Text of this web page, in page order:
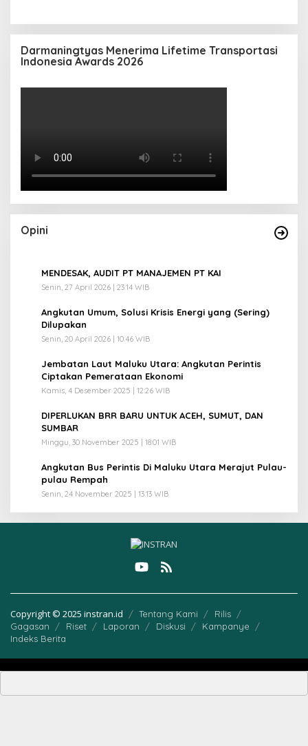
Darmaningtyas Menerima Lifetime Transportasi
Indonesia Awards 2026
Opini
MENDESAK, AUDIT PT MANAJEMEN PT KAI
Senin, 27 April 2026 | 23:14 WIB
Angkutan Umum, Solusi Krisis Energi yang (Sering)
Dilupakan
Senin, 20 April 2026 | 10:46 WIB
Jembatan Laut Maluku Utara: Angkutan Perintis
Ciptakan Pemerataan Ekonomi
Kamis, 4 Desember 2025 | 12:26 WIB
DIPERLUKAN BRR BARU UNTUK ACEH, SUMUT, DAN
SUMBAR
Minggu, 30 November 2025 | 18:01 WIB
Angkutan Bus Perintis Di Maluku Utara Merajut Pulau-
pulau Rempah
Senin, 24 November 2025 | 13:13 WIB
Copyright © 2025 instran.id Tentang Kami
Rilis
Gagasan
Riset Laporan Diskusi
Kampanye
Indeks Berita